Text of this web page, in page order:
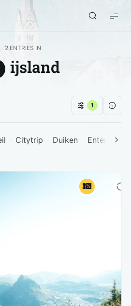
2 ENTRIES IN
ijsland
Citytrip Duiken
1